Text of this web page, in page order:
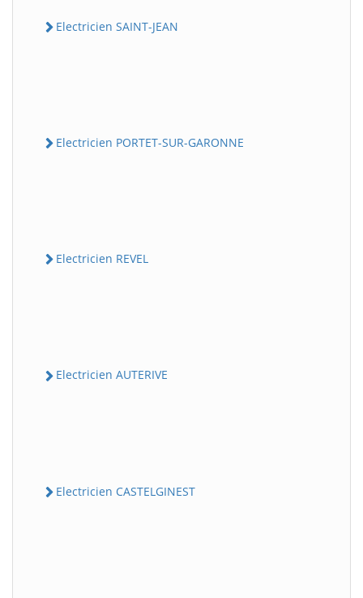
Electricien SAINT-JEAN
Electricien PORTET-SUR-GARONNE
Electricien REVEL
Electricien AUTERIVE
Electricien CASTELGINEST